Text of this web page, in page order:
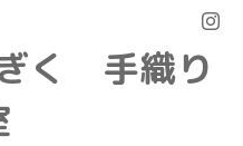
く 手織り